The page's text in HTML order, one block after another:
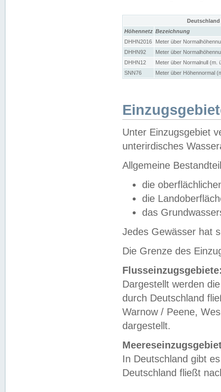
Höhennetz Bezeichnung
DHHN2016
Meter über
DHHN92
Meter über
DHHN12
Meter über Normalnull (m.
SNN76
Meter über Höhennormal
Unter Einzugsgebiet
unterirdisches
Allgemeine
die
die
das
Jedes Gewässer hat
Die Grenze des
Dargestellt werden
durch Deutschland
Warnow / Peene,
dargestellt.
In Deutschland gibt
Deutschland fließt